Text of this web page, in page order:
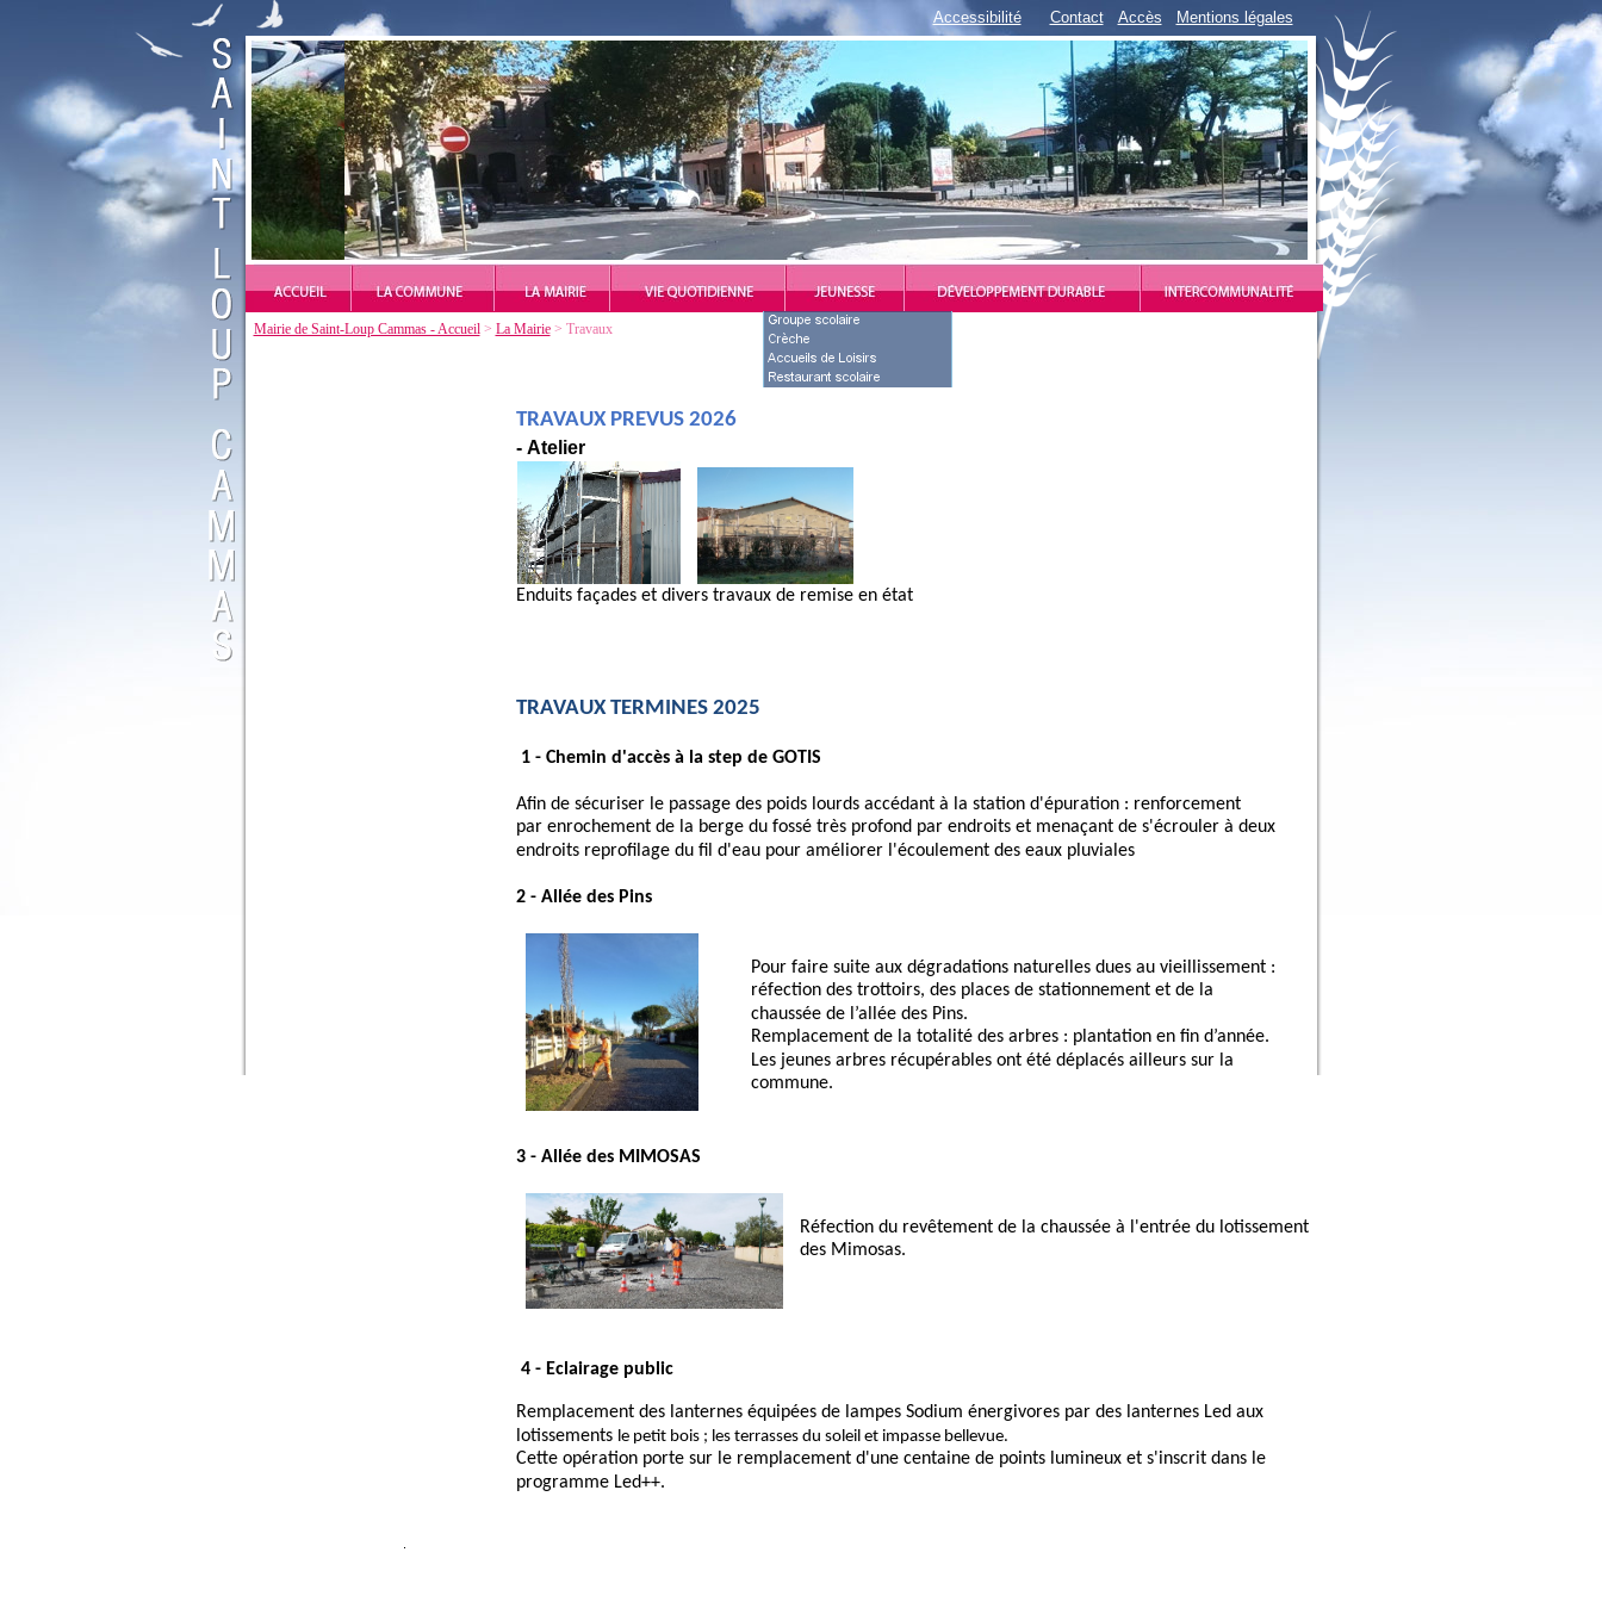
Accessibilité Contact Accès Mentions légales
Mairie de Saint-Loup Cammas - Accueil> La Mairie> Travaux
TRAVAUX PREVUS 2026
- Atelier
Enduits façades et divers travaux de remise en état
TRAVAUX TERMINES 2025
1 - Chemin d'accès à la step de GOTIS
Afin de sécuriser le passage des poids lourds accédant à la station d'épuration : renforcement
par enrochement de la berge du fossé très profond par endroits et menaçant de s'écrouler à deux
endroits reprofilage du fil d'eau pour améliorer l'écoulement des eaux pluviales
2 - Allée des Pins
Pour faire suite aux dégradations naturelles dues au vieillissement :
réfection des trottoirs, des places de stationnement et de la
chaussée de l’allée des Pins.
Remplacement de la totalité des arbres : plantation en fin d’année.
Les jeunes arbres récupérables ont été déplacés ailleurs sur la
commune.
3 - Allée des MIMOSAS
Réfection du revêtement de la chaussée à l'entrée du lotissement
des Mimosas.
4 - Eclairage public
Remplacement des lanternes équipées de lampes Sodium énergivores par des lanternes Led aux
otissements le petit bois ; les terrasses du soleil et impasse bellevue.
Cette opération porte sur le remplacement d'une centaine de points lumineux et s'inscrit dans le
programme Led++.